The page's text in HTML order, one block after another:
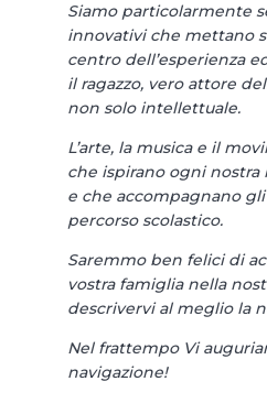
Siamo particolarmente
innovativi che mettano
centro dell’esperienza
il ragazzo, vero attore
non solo intellettuale.
L’arte, la musica e il
che ispirano ogni nostra
e che accompagnano
percorso scolastico.
Saremmo ben felici di
vostra famiglia nella
descrivervi al meglio la
Nel frattempo Vi
navigazione!